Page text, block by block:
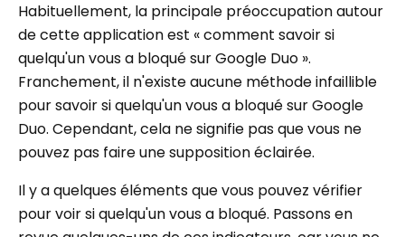
Habituellement, la principale préoccupation autour
de cette application est « comment savoir si
quelqu'un vous a bloqué sur Google Duo ».
Franchement, il n'existe aucune méthode infaillible
pour savoir si quelqu'un vous a bloqué sur Google
Duo. Cependant, cela ne signifie pas que vous ne
pouvez pas faire une supposition éclairée.
Il y a quelques éléments que vous pouvez vérifier
pour voir si quelqu'un vous a bloqué. Passons en